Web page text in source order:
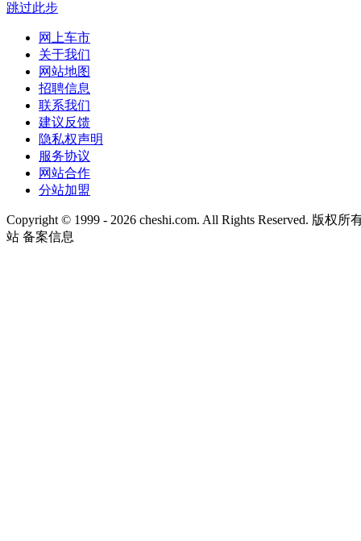
跳过此步
网上车市
关于我们
网站地图
招聘信息
联系我们
建议反馈
隐私权声明
服务协议
网站合作
分站加盟
Copyright © 1999 - 2026 cheshi.com. All Rights Reserved. 版权
站 备案信息